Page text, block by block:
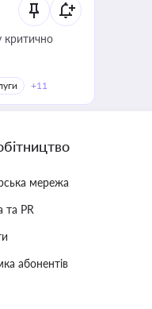
критично
+11
мережа
та PR
абонентів